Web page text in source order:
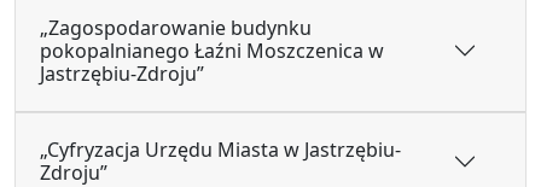
„Zagospodarowanie budynku
pokopalnianego Łaźni Moszczenica w
Jastrzębiu-Zdroju”
„Cyfryzacja Urzędu Miasta w Jastrzębiu-
Zdroju”